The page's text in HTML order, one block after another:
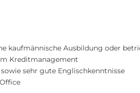
kaufmännische Ausbildung oder
Kreditmanagement
sehr gute Englischkenntnisse